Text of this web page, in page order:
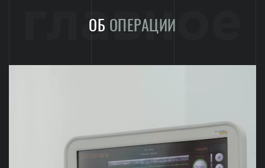
ОБ ОПЕРАЦИИ
главное